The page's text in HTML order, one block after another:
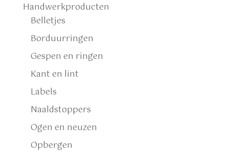
Handwerkproducten
Belletjes
Borduurringen
Gespen en ringen
Kant en lint
Labels
Naaldstoppers
Ogen en neuzen
Opbergen